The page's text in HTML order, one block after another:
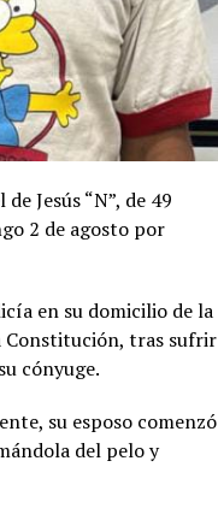
Jesús “N”, de 49
2 de agosto por
en su domicilio de la
Constitución, tras sufrir
cónyuge.
su esposo comenzó
del pelo y